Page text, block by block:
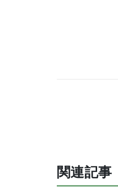
関連記事